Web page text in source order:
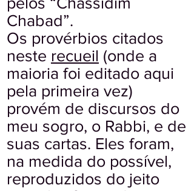
Chabad”.
Os provérbios citados
neste recueil (onde a
maioria foi editado aqui
pela primeira vez)
provém de discursos do
meu sogro, o Rabbi, e de
suas cartas. Eles foram,
na medida do possível,
reproduzidos do jeito